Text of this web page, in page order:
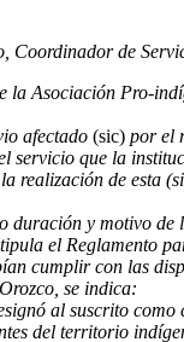
Coordinador de
Asociación Pro-
afectado (sic) por el
que la
de esta
y motivo
el Reglamento
cumplir con las
se indica:
al suscrito
del territorio